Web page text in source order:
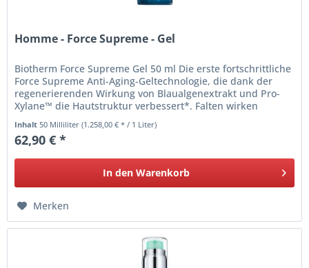
Homme - Force Supreme - Gel
Biotherm Force Supreme Gel 50 ml Die erste fortschrittliche
Force Supreme Anti-Aging-Geltechnologie, die dank der
regenerierenden Wirkung von Blaualgenextrakt und Pro-
Xylane™ die Hautstruktur verbessert*. Falten wirken
gemindert, die...
Inhalt50 Milliliter(1.258,00 € * / 1 Liter)
62,90 € *
In den Warenkorb
Merken